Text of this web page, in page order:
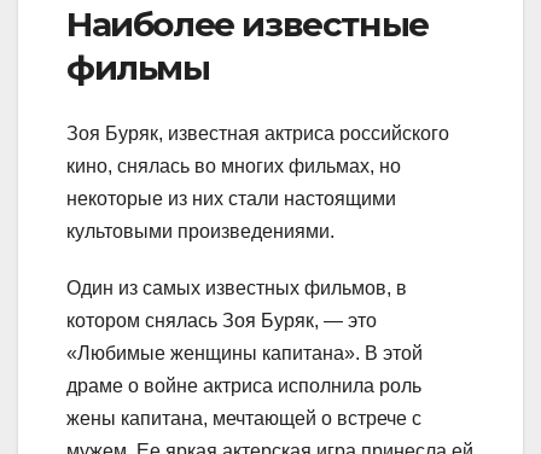
Наиболее известные
фильмы
Зоя Буряк, известная актриса российского
кино, снялась во многих фильмах, но
некоторые из них стали настоящими
культовыми произведениями.
Один из самых известных фильмов, в
котором снялась Зоя Буряк, — это
«Любимые женщины капитана». В этой
драме о войне актриса исполнила роль
жены капитана, мечтающей о встрече с